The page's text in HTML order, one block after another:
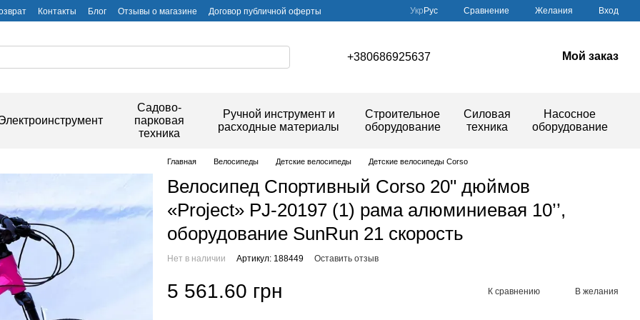
Контакты Блог Отзывы о магазине
Договор публичной оферты
Укр Рус Сравнение Желания Вход
+380686925637 Мой заказ
Садово-
парковая
техника
Ручной инструмент и
расходные материалы
Строительное
оборудование
Силовая
техника
Насосное
оборудование
Главная Велосипеды Детские велосипеды Детские велосипеды Corso
Велосипед Спортивный Corso 20" дюймов
«Project» PJ-20197 (1) рама алюминиевая 10’’,
оборудование SunRun 21 скорость
Нет в наличии Артикул: 188449 Оставить отзыв
5 561.60 грн К сравнению В желания